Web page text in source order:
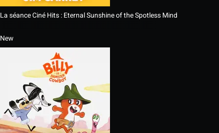
La séance Ciné Hits : Eternal Sunshine of the Spotless Mind
New